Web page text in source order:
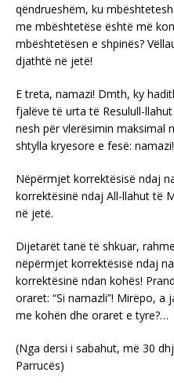
qëndrueshëm, ku
me mbështetëse është më
mbështetësen e shpinës?
djathtë në jetë!
E treta, namazi! Dmth, ky
fjalëve të urta të Resulull-
nesh për vlerësimin maksimal
shtylla kryesore e fesë: namazi!
Nëpërmjet korrektësisë ndaj
korrektësinë ndaj All-llahut të
në jetë.
Dijetarët tanë të shkuar,
nëpërmjet korrektësisë ndaj
korrektësinë ndan kohës!
oraret: “Si namazli”! Mirëpo,
me kohën dhe oraret e tyre?…
(Nga dersi i sabahut, më 30
Parrucës)